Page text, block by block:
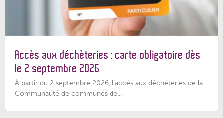
Accès aux déchèteries : carte obligatoire dès
le 2 septembre 2026
À partir du 2 septembre 2026, l’accès aux déchèteries de la
Communauté de communes de...